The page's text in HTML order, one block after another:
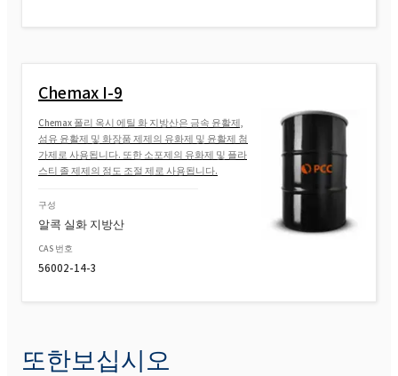
Chemax I-9
Chemax 폴리 옥시 에틸 화 지방산은 금속 윤활제,
섬유 윤활제 및 화장품 제제의 유화제 및 윤활제 첨
가제로 사용됩니다. 또한 소포제의 유화제 및 플라
스티 졸 제제의 점도 조절 제로 사용됩니다.
구성
알콕 실화 지방산
CAS 번호
56002-14-3
또한보십시오